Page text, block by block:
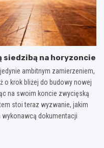
siedzibą na horyzoncie
ambitnym zamierzeniem,
o krok bliżej do budowy nowej
na swoim koncie zwycięską
stoi teraz wyzwanie, jakim
dokumentacji